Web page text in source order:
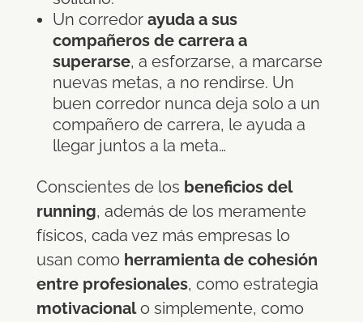
Un corredor ayuda a sus
compañeros de carrera a
superarse, a esforzarse, a marcarse
nuevas metas, a no rendirse. Un
buen corredor nunca deja solo a un
compañero de carrera, le ayuda a
llegar juntos a la meta…
Conscientes de los beneficios del
running, además de los meramente
físicos, cada vez más empresas lo
usan como herramienta de cohesión
entre profesionales, como estrategia
motivacionalo simplemente, como